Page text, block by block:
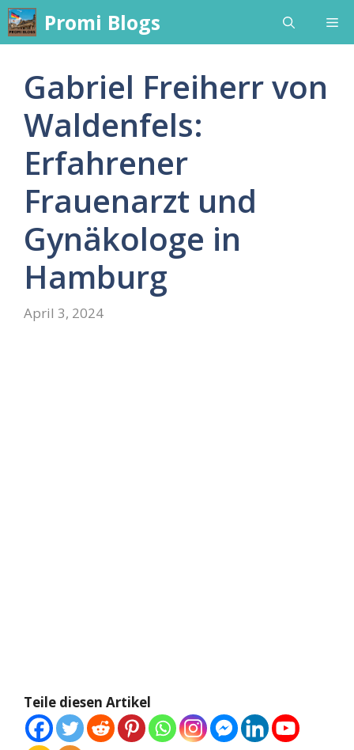
Skip
to
content
Promi Blogs
Gabriel Freiherr von
Waldenfels:
Erfahrener
Frauenarzt und
Gynäkologe in
Hamburg
April 3, 2024
Teile diesen Artikel